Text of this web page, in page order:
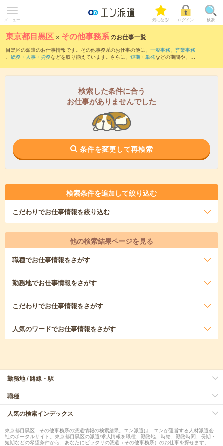
メニュー 気になる! ログイン 検索
東京都目黒区 × その他事務系のお仕事一覧
目黒区の派遣のお仕事情報です。その他事務系のお仕事の他に、 一般事務、 営業事務
、 総務・人事・労務などを取り揃えています。さらに、 短期 ・ 単発などの期間や、 職
検索した条件に合う
お仕事がありませんでした
条件を変更して再検索
検索条件を追加して絞り込む
こだわりでお仕事情報を絞り込む
他の検索結果ページを見る
職種でお仕事情報をさがす
勤務地でお仕事情報をさがす
こだわりでお仕事情報をさがす
人気のワードでお仕事情報をさがす
勤務地 / 路線・駅
職種
人気の検索インデックス
東京都目黒区 - その他事務系の派遣情報の検索結果。エン派遣は、エンが運営する人材派遣会
社のポータルサイト。東京都目黒区の派遣/求人情報を職種、勤務地、時給、勤務時間、長期・
短期などの希望条件から、あなたにピッタリの派遣（その他事務系）のお仕事を探せます。